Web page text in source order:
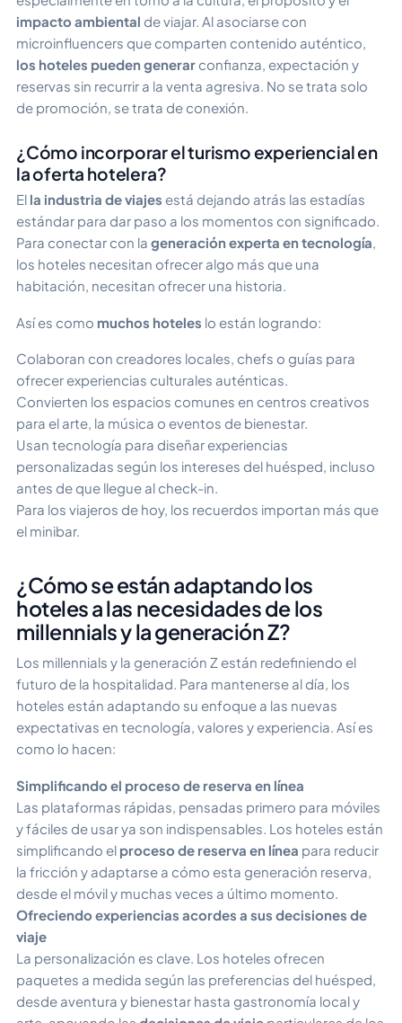
impacto ambiental de viajar. Al asociarse con
microinfluencers que comparten contenido auténtico,
los hoteles pueden generar confianza, expectación y
reservas sin recurrir a la venta agresiva. No se trata solo
de promoción, se trata de conexión.
¿Cómo incorporar el turismo experiencial en
la oferta hotelera?
El la industria de viajes está dejando atrás las estadías
estándar para dar paso a los momentos con significado.
Para conectar con la generación experta en tecnología,
los hoteles necesitan ofrecer algo más que una
habitación, necesitan ofrecer una historia.
Así es como muchos hoteles lo están logrando:
Colaboran con creadores locales, chefs o guías para
ofrecer experiencias culturales auténticas.
Convierten los espacios comunes en centros creativos
para el arte, la música o eventos de bienestar.
Usan tecnología para diseñar experiencias
personalizadas según los intereses del huésped, incluso
antes de que llegue al check-in.
Para los viajeros de hoy, los recuerdos importan más que
el minibar.
¿Cómo se están adaptando los
hoteles a las necesidades de los
millennials y la generación Z?
Los millennials y la generación Z están redefiniendo el
futuro de la hospitalidad. Para mantenerse al día, los
hoteles están adaptando su enfoque a las nuevas
expectativas en tecnología, valores y experiencia. Así es
como lo hacen:
Simplificando el proceso de reserva en línea
Las plataformas rápidas, pensadas primero para móviles
y fáciles de usar ya son indispensables. Los hoteles están
simplificando el proceso de reserva en línea para reducir
la fricción y adaptarse a cómo esta generación reserva,
desde el móvil y muchas veces a último momento.
Ofreciendo experiencias acordes a sus decisiones de
viaje
La personalización es clave. Los hoteles ofrecen
paquetes a medida según las preferencias del huésped,
desde aventura y bienestar hasta gastronomía local y